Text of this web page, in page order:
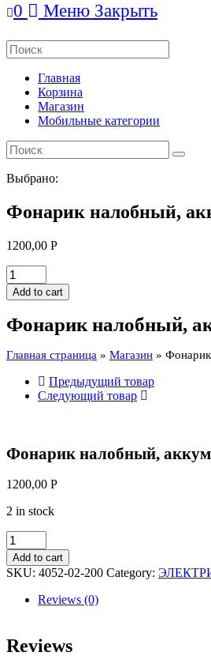
0 Меню Закрыть
Search
this
websiteГлавная
Корзина
Магазин
Мобильные категории
Выбрано:
Фонарик налобный,
1200,00 Р
Фонарик
налобный,
аккум.
светод.,
зум,3
200лм
Sturm
Add to cart
Фонарик налобный,
Главная страница » Магазин »
Предыдущий товар
Следующий товар
Фонарик налобный,
1200,00 Р
2 in stock
Фонарик
налобный,
аккум.
Т6
светод.,
функция
реж.
200лм
Add to cart
SKU: 4052-02-200 Category:
Reviews (0)
Reviews